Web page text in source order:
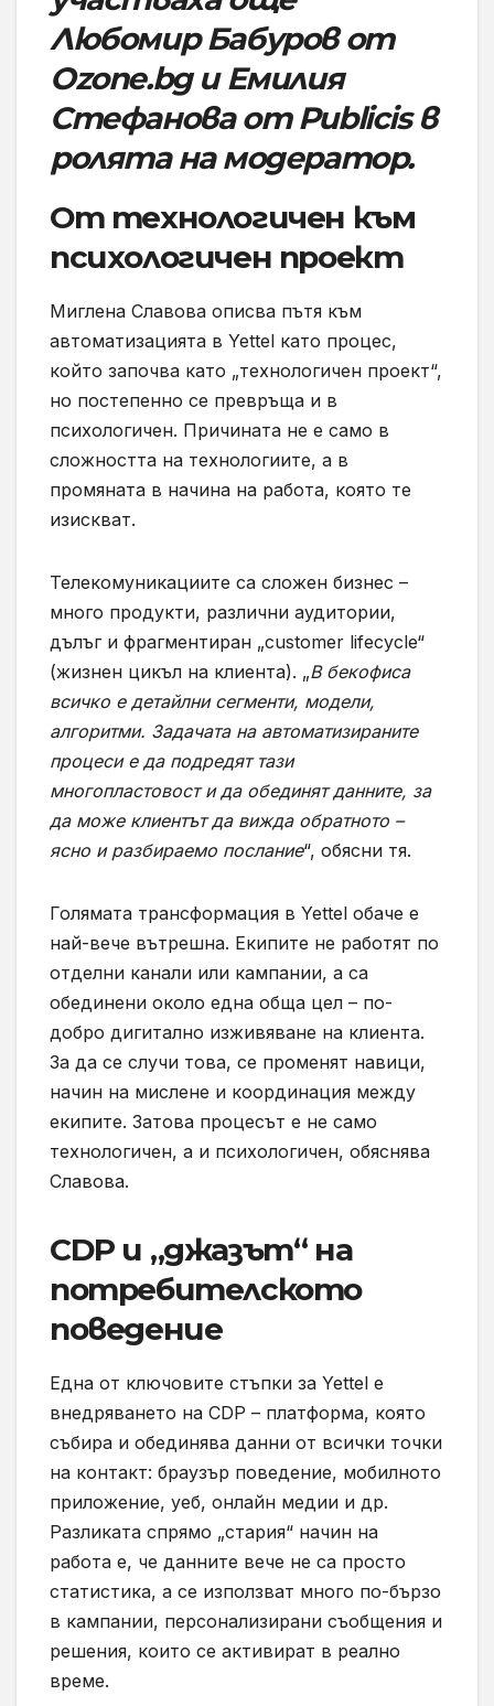
Любомир Бабуров от
Ozone.bg и Емилия
Стефанова от Publicis в
ролята на модератор.
От технологичен към
психологичен проект
Миглена Славова описва пътя към
автоматизацията в Yettel като процес,
който започва като „технологичен проект“,
но постепенно се превръща и в
психологичен. Причината не е само в
сложността на технологиите, а в
промяната в начина на работа, която те
изискват.
Телекомуникациите са сложен бизнес –
много продукти, различни аудитории,
дълъг и фрагментиран „customer lifecycle“
(жизнен цикъл на клиента). „В бекофиса
всичко е детайлни сегменти, модели,
алгоритми. Задачата на автоматизираните
процеси е да подредят тази
многопластовост и да обединят данните, за
да може клиентът да вижда обратното –
ясно и разбираемо послание“, обясни тя.
Голямата трансформация в Yettel обаче е
най-вече вътрешна. Екипите не работят по
отделни канали или кампании, а са
обединени около една обща цел – по-
добро дигитално изживяване на клиента.
За да се случи това, се променят навици,
начин на мислене и координация между
екипите. Затова процесът е не само
технологичен, а и психологичен, обяснява
Славова.
CDP и „джазът“ на
потребителското
поведение
Една от ключовите стъпки за Yettel е
внедряването на CDP – платформа, която
събира и обединява данни от всички точки
на контакт: браузър поведение, мобилното
приложение, уеб, онлайн медии и др.
Разликата спрямо „стария“ начин на
работа е, че данните вече не са просто
статистика, а се използват много по-бързо
в кампании, персонализирани съобщения и
решения, които се активират в реално
време.